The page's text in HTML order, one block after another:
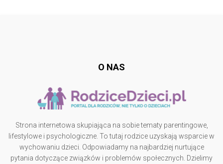
O NAS
Strona internetowa skupiająca na sobie tematy parentingowe,
lifestylowe i psychologiczne. To tutaj rodzice uzyskają wsparcie w
wychowaniu dzieci. Odpowiadamy na najbardziej nurtujące
pytania dotyczące związków i problemów społecznych. Dzielimy